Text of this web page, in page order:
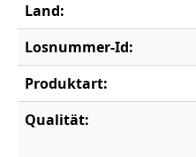
Land:
Losnummer-Id:
Produktart:
Qualität: